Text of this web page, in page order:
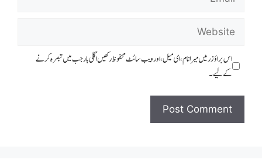
اس براؤزر میں میرا نام، ای میل، اور ویب سائٹ محفوظ رکھیں اگلی بار جب میں تبصرہ کرنے
کےلیے۔